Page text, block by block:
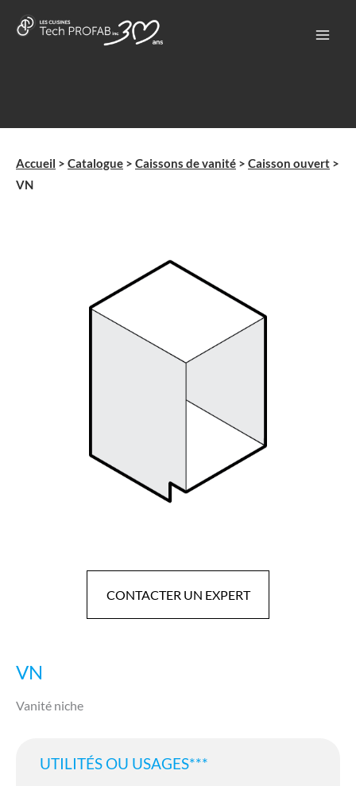
Accueil > Catalogue > Caissons de vanité > Caisson ouvert >
VN
CONTACTER UN EXPERT
VN
Vanité niche
UTILITÉS OU USAGES***